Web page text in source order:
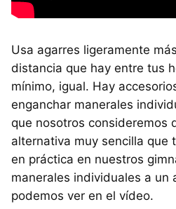
Usa agarres ligeramente
distancia que hay entre tus
mínimo, igual. Hay
enganchar manerales
que nosotros consideremos
alternativa muy sencilla que
en práctica en nuestros
manerales individuales a un
podemos ver en el vídeo.